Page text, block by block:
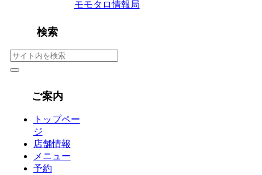
モモタロ情報局
検索
ご案内
トップペー
ジ
店舗情報
メニュー
予約